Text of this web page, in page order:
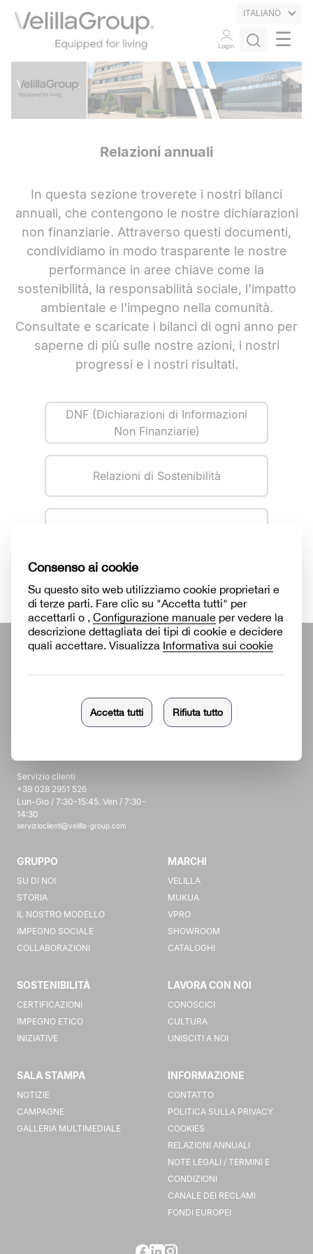
ITALIANO
Login ☰
Relazioni annuali
In questa sezione troverete i nostri bilanci
annuali, che contengono le nostre dichiarazioni
non finanziarie. Attraverso questi documenti,
condividiamo in modo trasparente le nostre
performance in aree chiave come la
sostenibilità, la responsabilità sociale, l'impatto
ambientale e l'impegno nella comunità.
Consultate e scaricate i bilanci di ogni anno per
saperne di più sulle nostre azioni, i nostri
progressi e i nostri risultati.
DNF (Dichiarazioni di Informazioni
Non Finanziarie)
Relazioni di Sostenibilità
Via Juan de la Cierva, 19
Logistica
Viale Suecia 27
Servizio clienti
+39 028 2951 526
Lun-Gio / 7:30-15:45. Ven / 7:30-
14:30
servizioclienti@velilla-group.com
GRUPPO
SU DI NOI
STORIA
IL NOSTRO MODELLO
IMPEGNO SOCIALE
COLLABORAZIONI
MARCHI
VELILLA
MUKUA
VPRO
SHOWROOM
CATALOGHI
SOSTENIBILITÀ
CERTIFICAZIONI
IMPEGNO ETICO
INIZIATIVE
LAVORA CON NOI
CONOSCICI
CULTURA
UNISCITI A NOI
SALA STAMPA
NOTIZIE
CAMPAGNE
GALLERIA MULTIMEDIALE
INFORMAZIONE
CONTATTO
POLITICA SULLA PRIVACY
COOKIES
RELAZIONI ANNUALI
NOTE LEGALI / TERMINI E
CONDIZIONI
CANALE DEI RECLAMI
FONDI EUROPEI